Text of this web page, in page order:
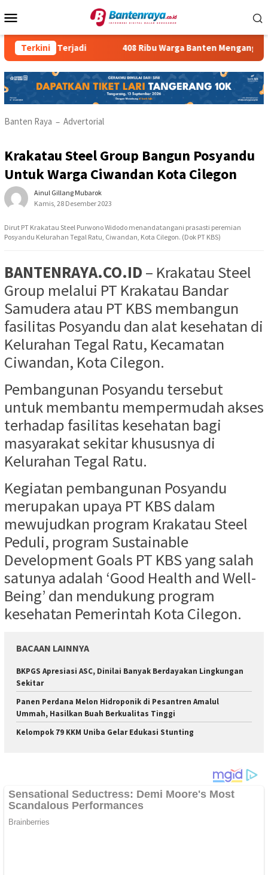
ke
Mobile
Terkini
Terjadi 408 Ribu Warga Banten Menganggur
Banten Raya – Advertorial
Krakatau Steel Group Bangun Posyandu
Untuk Warga Ciwandan Kota Cilegon
Ainul Gillang Mubarok
Kamis, 28 Desember 2023
Dirut PT Krakatau Steel Purwono Widodo menandatangani prasasti peremian
Posyandu Kelurahan Tegal Ratu, Ciwandan, Kota Cilegon. (Dok PT KBS)
BANTENRAYA.CO.ID – Krakatau Steel
Group melalui PT Krakatau Bandar
Samudera atau PT KBS membangun
fasilitas Posyandu dan alat kesehatan di
Kelurahan Tegal Ratu, Kecamatan
Ciwandan, Kota Cilegon.
Pembangunan Posyandu tersebut
untuk membantu mempermudah akses
terhadap fasilitas kesehatan bagi
masyarakat sekitar khususnya di
Kelurahan Tegal Ratu.
Kegiatan pembangunan Posyandu
merupakan upaya PT KBS dalam
mewujudkan program Krakatau Steel
Peduli, program Sustainable
Development Goals PT KBS yang salah
satunya adalah ‘Good Health and Well-
Being’ dan mendukung program
kesehatan Pemerintah Kota Cilegon.
BACAAN LAINNYA
BKPGS Apresiasi ASC, Dinilai Banyak Berdayakan Lingkungan
Sekitar
Panen Perdana Melon Hidroponik di Pesantren Amalul
Ummah, Hasilkan Buah Berkualitas Tinggi
Kelompok 79 KKM Uniba Gelar Edukasi Stunting